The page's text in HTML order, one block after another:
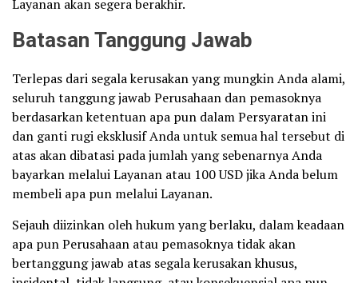
Layanan akan segera berakhir.
Batasan Tanggung Jawab
Terlepas dari segala kerusakan yang mungkin Anda alami,
seluruh tanggung jawab Perusahaan dan pemasoknya
berdasarkan ketentuan apa pun dalam Persyaratan ini
dan ganti rugi eksklusif Anda untuk semua hal tersebut di
atas akan dibatasi pada jumlah yang sebenarnya Anda
bayarkan melalui Layanan atau 100 USD jika Anda belum
membeli apa pun melalui Layanan.
Sejauh diizinkan oleh hukum yang berlaku, dalam keadaan
apa pun Perusahaan atau pemasoknya tidak akan
bertanggung jawab atas segala kerusakan khusus,